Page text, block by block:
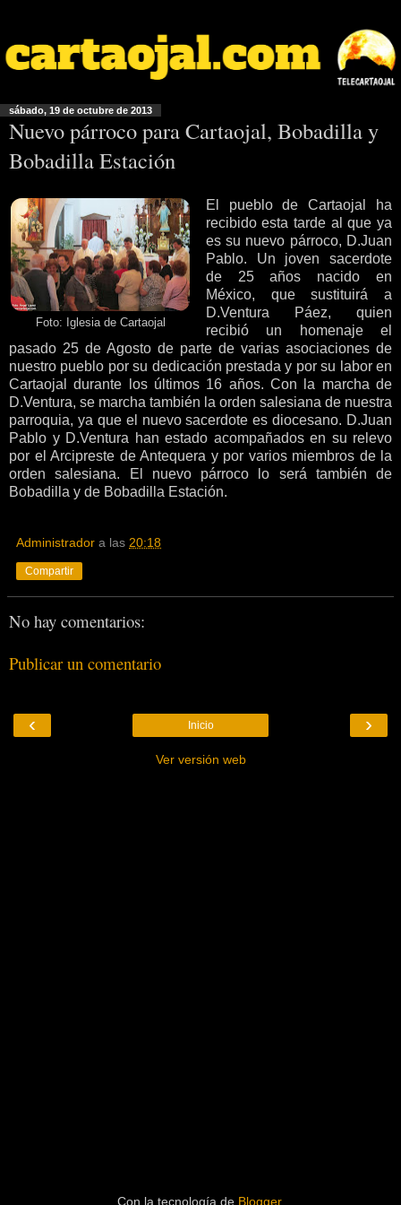
sábado, 19 de octubre de 2013
Nuevo párroco para Cartaojal, Bobadilla y
Bobadilla Estación
Foto: Iglesia de Cartaojal
El pueblo de Cartaojal ha
recibido esta tarde al que ya
es su nuevo párroco, D.Juan
Pablo. Un joven sacerdote
de 25 años nacido en
México, que sustituirá a
D.Ventura Páez, quien
recibió un homenaje el
pasado 25 de Agosto de parte de varias asociaciones de
nuestro pueblo por su dedicación prestada y por su labor en
Cartaojal durante los últimos 16 años. Con la marcha de
D.Ventura, se marcha también la orden salesiana de nuestra
parroquia, ya que el nuevo sacerdote es diocesano. D.Juan
Pablo y D.Ventura han estado acompañados en su relevo
por el Arcipreste de Antequera y por varios miembros de la
orden salesiana. El nuevo párroco lo será también de
Bobadilla y de Bobadilla Estación.
Administrador a las 20:18
Compartir
No hay comentarios:
Publicar un comentario
‹ ›
Inicio
Ver versión web
Con la tecnología de Blogger.